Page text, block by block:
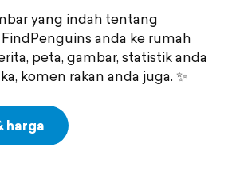
yang indah tentang
anda ke rumah
peta, gambar, statistik anda
komen rakan anda juga. ✨
harga